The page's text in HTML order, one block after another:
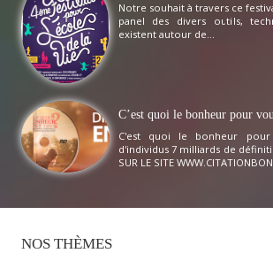
Notre souhait à travers ce
panel des divers outils,
existent autour de...
C’est quoi le bonheur pour
C'est quoi le bonheur
d'individus 7 milliards de
SUR LE SITE
NOS THÈMES